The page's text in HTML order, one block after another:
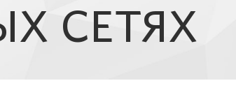
СЕТЯХ